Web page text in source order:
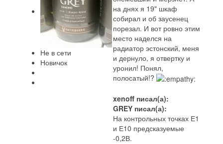
Не в сети
Новичок
на днях я 19" шкаф
собирал и об заусенец
порезал. И вот ровно этим
место наделся на
радиатор эстонский, меня
и дернуло, я отвертку и
уронил! Понял,
полосатый!?
xenoff писал(а):
GREY писал(а):
На контрольных точках Е1
и Е10 предсказуемые
-0,2В.